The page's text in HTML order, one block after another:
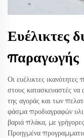
Ευέλικτες
παραγωγής
Οι ευέλικτες
στους κατασκευαστές να
της αγοράς και των
φάσμα προδιαγραφών
βαριά πλάκα, με
Προηγμένα